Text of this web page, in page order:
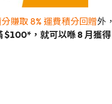
賺取 8% 運費積分回贈外，
$100*，就可以喺 8 月獲得